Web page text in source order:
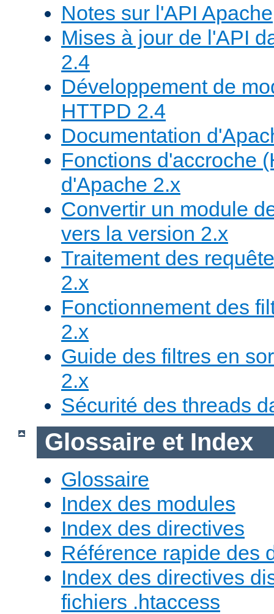
Notes sur l'API Apache
Mises à jour de l'API
2.4
Développement de
HTTPD 2.4
Documentation
Fonctions d'accroche
d'Apache 2.x
Convertir un module
vers la version 2.x
Traitement des
2.x
Fonctionnement des
2.x
Guide des filtres en
2.x
Sécurité des threads
Glossaire et Index
Glossaire
Index des modules
Index des directives
Référence rapide des
Index des directives
fichiers .htaccess